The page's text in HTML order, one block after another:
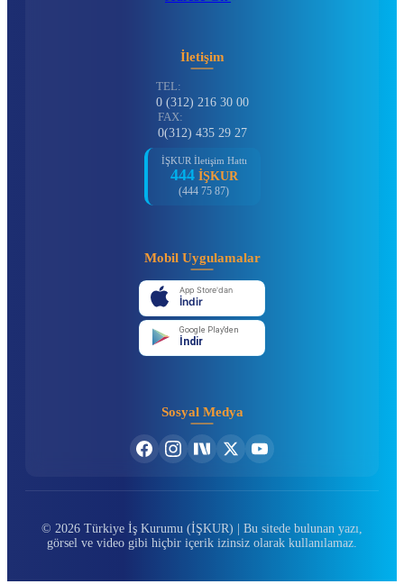
İletişim
TEL:
0 (312) 216 30 00
FAX:
0(312) 435 29 27
İŞKUR İletişim Hattı
444 İŞKUR
(444 75 87)
Mobil Uygulamalar
App Store'dan
İndir
Google Play'den
İndir
Sosyal Medya
© 2026 Türkiye İş Kurumu (İŞKUR) | Bu sitede bulunan yazı,
görsel ve video gibi hiçbir içerik izinsiz olarak kullanılamaz.